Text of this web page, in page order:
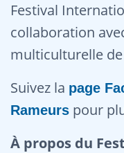
Festival
collaboration
multiculturelle de
Suivez la page
Rameurs pour
À propos du